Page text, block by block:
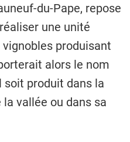
du-Pape, repose
une unité
produisant
alors le nom
soit produit dans la
vallée ou dans sa